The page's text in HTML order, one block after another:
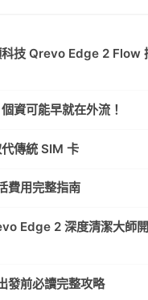
技 Qrevo Edge 2 Flow
資可能早就在外流！
傳統 SIM 卡
費用完整指南
Edge 2 深度清潔大師
發前必讀完整攻略